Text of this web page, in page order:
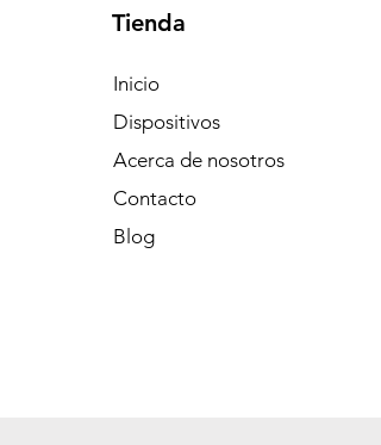
Tienda
Inicio
Dispositivos
Acerca de nosotros
Contacto
Blog